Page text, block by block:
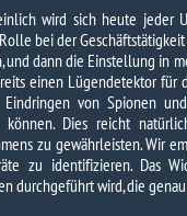
wird sich heute jeder
bei der
und dann die Einstellung in
einen Lügendetektor für
von Spionen
können. Dies reicht
zu gewährleisten. Wir
zu identifizieren. Das
durchgeführt wird, die